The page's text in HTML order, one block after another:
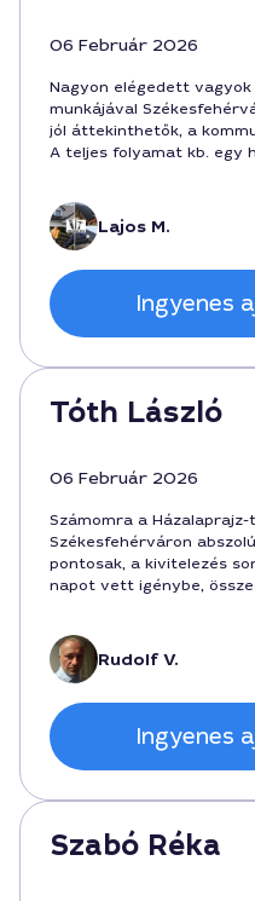
06 Február 2026
Nagyon elégedett
munkájával
jól áttekinthetők, a
A teljes folyamat kb.
Lajos M.
Ingyenes
Tóth László
06 Február 2026
Számomra a
Székesfehérváron
pontosak, a kivitelezés
napot vett igénybe,
Rudolf V.
Ingyenes
Szabó Réka